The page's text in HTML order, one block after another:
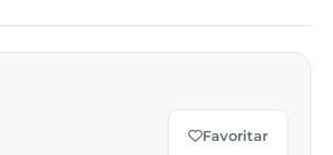
Favoritar